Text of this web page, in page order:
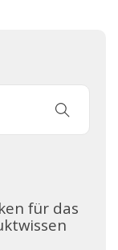
für das